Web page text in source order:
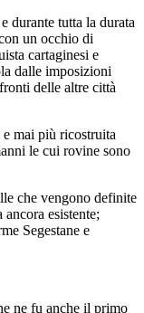
durante tutta la durata
un occhio di
cartaginesi e
dalle imposizioni
delle altre città
mai più ricostruita
le cui rovine sono
che vengono definite
esistente;
Segestane e
ne fu anche il primo